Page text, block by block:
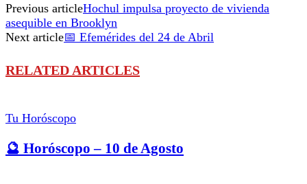
Previous articleHochul impulsa proyecto de vivienda
asequible en Brooklyn
Next article📅 Efemérides del 24 de Abril
RELATED ARTICLES
Tu Horóscopo
🔮 Horóscopo – 10 de Agosto